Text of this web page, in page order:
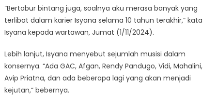
“Bertabur bintang juga, soalnya aku merasa banyak yang
terlibat dalam karier Isyana selama 10 tahun terakhir,” kata
Isyana kepada wartawan, Jumat (1/11/2024).
Lebih lanjut, Isyana menyebut sejumlah musisi dalam
konsernya. “Ada GAC, Afgan, Rendy Pandugo, Vidi, Mahalini,
Avip Priatna, dan ada beberapa lagi yang akan menjadi
kejutan,” bebernya.